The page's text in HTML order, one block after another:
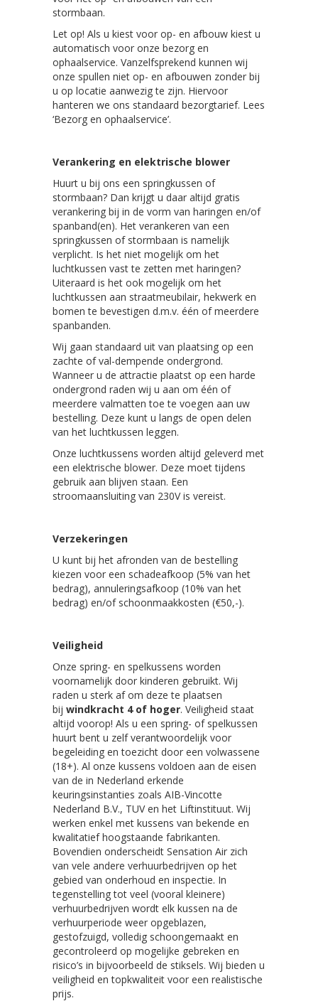
stormbaan.
Let op! Als u kiest voor op- en afbouw kiest u
automatisch voor onze bezorg en
ophaalservice. Vanzelfsprekend kunnen wij
onze spullen niet op- en afbouwen zonder bij
u op locatie aanwezig te zijn. Hiervoor
hanteren we ons standaard bezorgtarief. Lees
‘Bezorg en ophaalservice’.
Verankering en elektrische blower
Huurt u bij ons een springkussen of
stormbaan? Dan krijgt u daar altijd gratis
verankering bij in de vorm van haringen en/of
spanband(en). Het verankeren van een
springkussen of stormbaan is namelijk
verplicht. Is het niet mogelijk om het
luchtkussen vast te zetten met haringen?
Uiteraard is het ook mogelijk om het
luchtkussen aan straatmeubilair, hekwerk en
bomen te bevestigen d.m.v. één of meerdere
spanbanden.
Wij gaan standaard uit van plaatsing op een
zachte of val-dempende ondergrond.
Wanneer u de attractie plaatst op een harde
ondergrond raden wij u aan om één of
meerdere valmatten toe te voegen aan uw
bestelling. Deze kunt u langs de open delen
van het luchtkussen leggen.
Onze luchtkussens worden altijd geleverd met
een elektrische blower. Deze moet tijdens
gebruik aan blijven staan. Een
stroomaansluiting van 230V is vereist.
Verzekeringen
U kunt bij het afronden van de bestelling
kiezen voor een schadeafkoop (5% van het
bedrag), annuleringsafkoop (10% van het
bedrag) en/of schoonmaakkosten (€50,-).
Veiligheid
Onze spring- en spelkussens worden
voornamelijk door kinderen gebruikt. Wij
raden u sterk af om deze te plaatsen
bij windkracht 4 of hoger. Veiligheid staat
altijd voorop! Als u een spring- of spelkussen
huurt bent u zelf verantwoordelijk voor
begeleiding en toezicht door een volwassene
(18+). Al onze kussens voldoen aan de eisen
van de in Nederland erkende
keuringsinstanties zoals AIB-Vincotte
Nederland B.V., TUV en het Liftinstituut. Wij
werken enkel met kussens van bekende en
kwalitatief hoogstaande fabrikanten.
Bovendien onderscheidt Sensation Air zich
van vele andere verhuurbedrijven op het
gebied van onderhoud en inspectie. In
tegenstelling tot veel (vooral kleinere)
verhuurbedrijven wordt elk kussen na de
verhuurperiode weer opgeblazen,
gestofzuigd, volledig schoongemaakt en
gecontroleerd op mogelijke gebreken en
risico’s in bijvoorbeeld de stiksels. Wij bieden u
veiligheid en topkwaliteit voor een realistische
prijs.